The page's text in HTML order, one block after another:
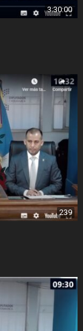
3:30:00
239